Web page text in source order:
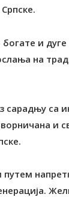
и
на
сарадњу са
и